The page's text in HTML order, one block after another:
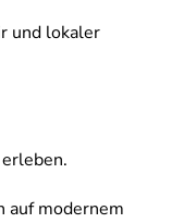
und lokaler
auf modernem